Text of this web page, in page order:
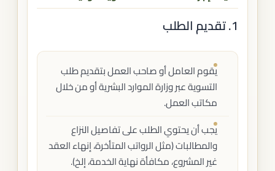
1. تقديم الطلب
يقوم العامل أو صاحب العمل بتقديم طلب
التسوية عبر وزارة الموارد البشرية أو من خلال
مكاتب العمل.
يجب أن يحتوي الطلب على تفاصيل النزاع
والمطالبات (مثل الرواتب المتأخرة، إنهاء العقد
غير المشروع، مكافأة نهاية الخدمة، إلخ).